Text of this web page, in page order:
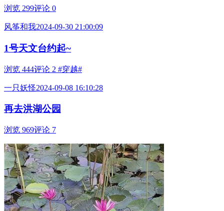
浏览 299评论 0
风筝和我2024-09-30 21:00:09
1号天文台约起~
浏览 444评论 2 #穿越#
一只妖怪2024-09-08 16:10:28
再去洪湖公园
浏览 969评论 7